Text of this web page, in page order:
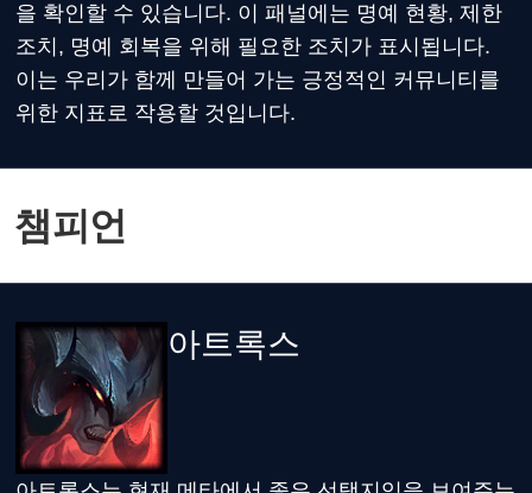
을 확인할 수 있습니다. 이 패널에는 명예 현황, 제한
조치, 명예 회복을 위해 필요한 조치가 표시됩니다.
이는 우리가 함께 만들어 가는 긍정적인 커뮤니티를
위한 지표로 작용할 것입니다.
챔피언
아트록스